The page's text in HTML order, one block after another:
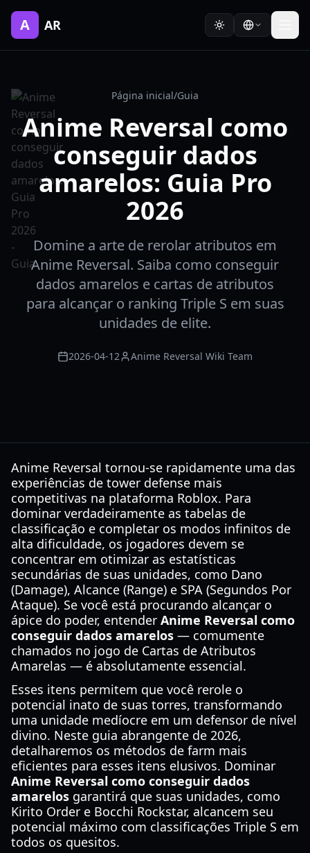
A AR
Página inicial/Guia
Anime Reversal como
conseguir dados
amarelos: Guia Pro
2026
Domine a arte de rerolar atributos em
Anime Reversal. Saiba como conseguir
dados amarelos e cartas de atributos
para alcançar o ranking Triple S em suas
unidades de elite.
2026-04-12 Anime Reversal Wiki Team
Anime Reversal tornou-se rapidamente uma das
experiências de tower defense mais
competitivas na plataforma Roblox. Para
dominar verdadeiramente as tabelas de
classificação e completar os modos infinitos de
alta dificuldade, os jogadores devem se
concentrar em otimizar as estatísticas
secundárias de suas unidades, como Dano
(Damage), Alcance (Range) e SPA (Segundos Por
Ataque). Se você está procurando alcançar o
ápice do poder, entender Anime Reversal como
conseguir dados amarelos — comumente
chamados no jogo de Cartas de Atributos
Amarelas — é absolutamente essencial.
Esses itens permitem que você rerole o
potencial inato de suas torres, transformando
uma unidade medíocre em um defensor de nível
divino. Neste guia abrangente de 2026,
detalharemos os métodos de farm mais
eficientes para esses itens elusivos. Dominar
Anime Reversal como conseguir dados
amarelos garantirá que suas unidades, como
Kirito Order e Bocchi Rockstar, alcancem seu
potencial máximo com classificações Triple S em
todos os quesitos.